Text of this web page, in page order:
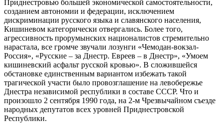
Приднестровью большей экономической самостоятельности,
созданием автономии и федерации, исключением
дискриминации русского языка и славянского населения,
Кишиневом категорически отвергались. Более того,
агрессивность прорумынских националистов стремительно
нарастала, все громче звучали лозунги «Чемодан-вокзал-
Россия», «Русские – за Днестр. Евреев – в Днестр», «Умоем
кишиневский асфальт русской кровью». В сложившейся
обстановке единственным вариантом избежать такой
трагической участи было провозглашение на левобережье
Днестра независимой республики в составе СССР. Что и
произошло 2 сентября 1990 года, на 2-м Чрезвычайном съезде
народных депутатов всех уровней Приднестровской
Республики.